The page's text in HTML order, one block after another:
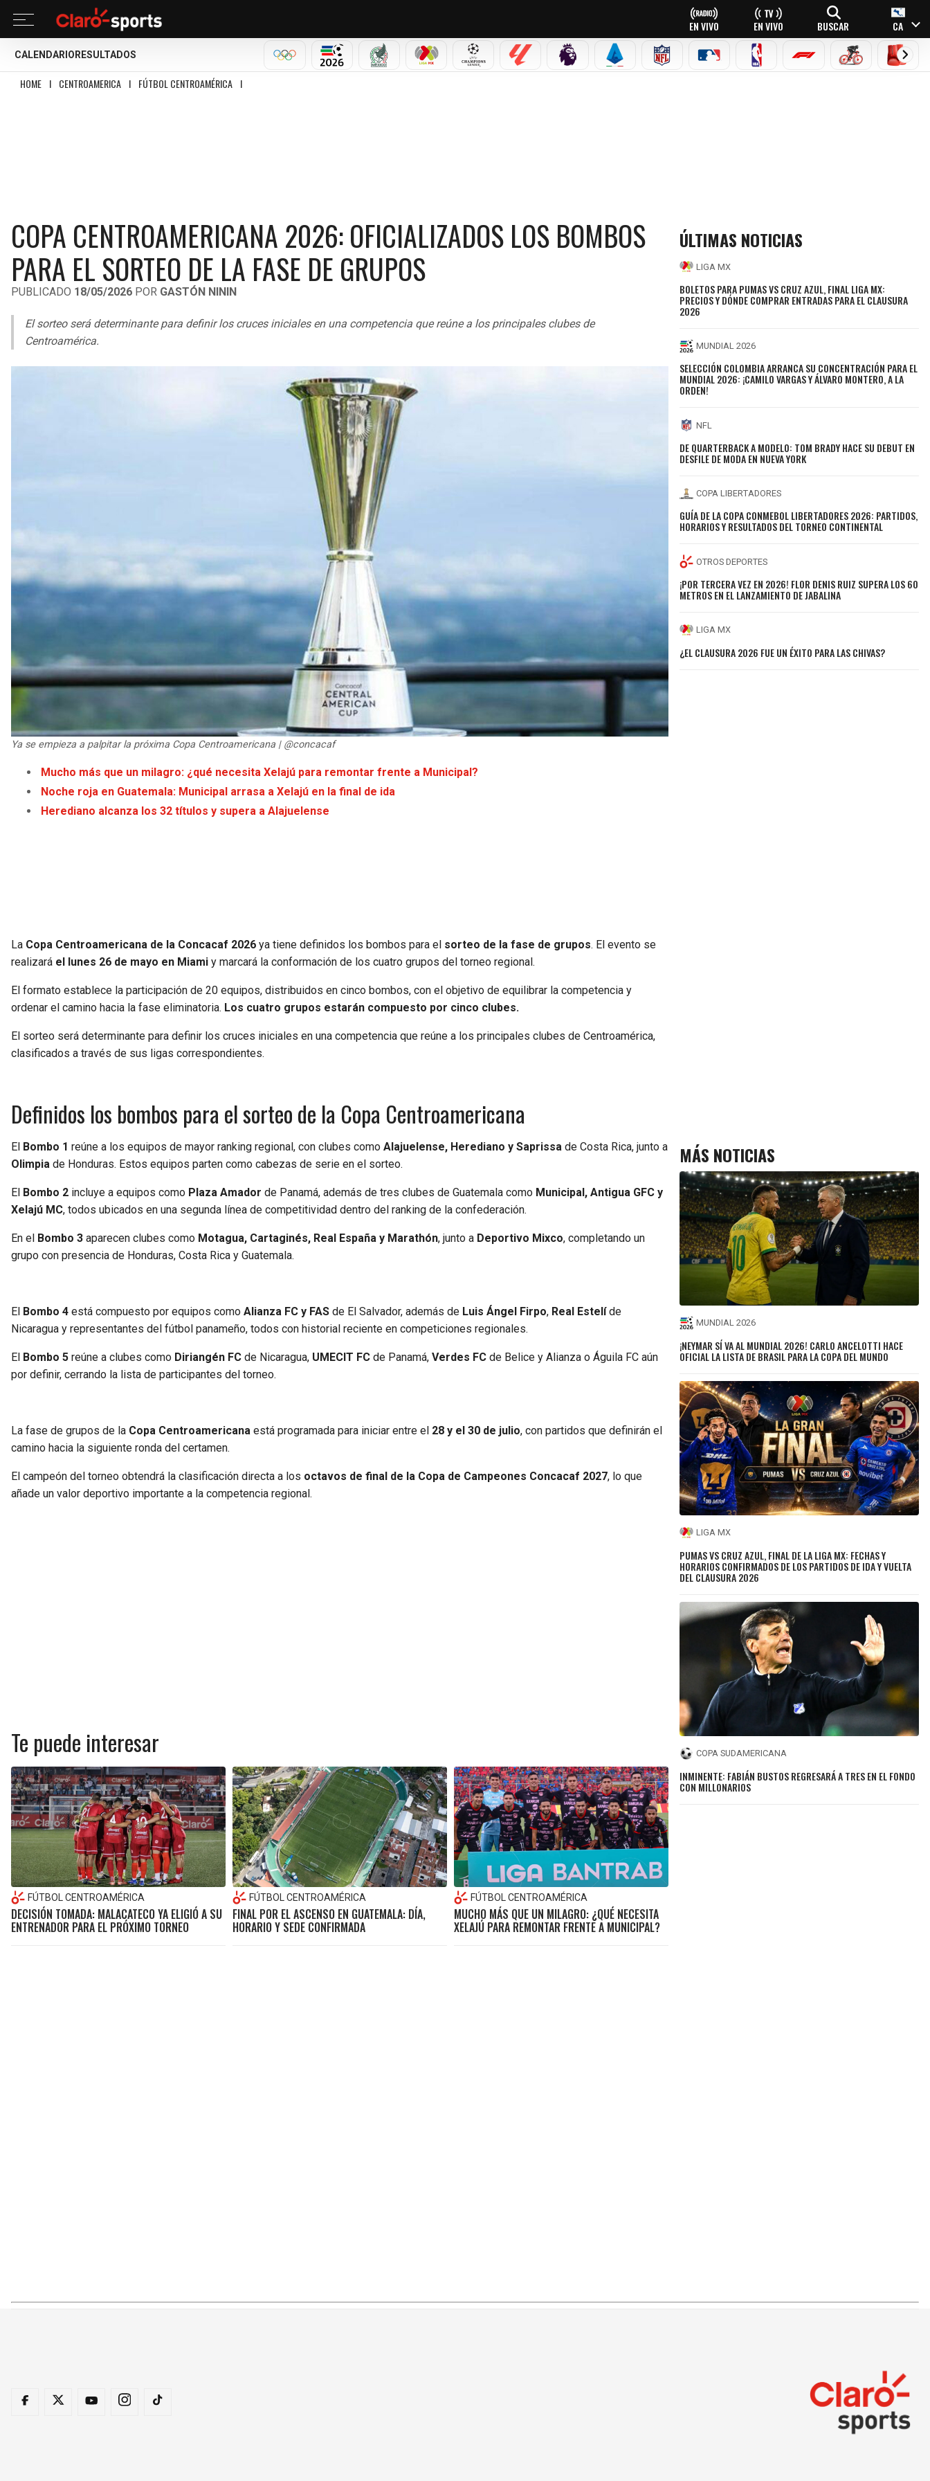
EN VIVO EN VIVO BUSCAR CA
CALENDARIO RESULTADOS
OLÍMPICOSMUNDIAL 2026SELECCIÓN MEXICANA
LIGA MX CHAMPIONS LEAGUE
LALIGA PREMIER LEAGUE
SERIE A NFL MLB NBA FÓRMULA 1CICLISMOBOXEO
HOME I CENTROAMERICA I FÚTBOL CENTROAMÉRICA I
COPA CENTROAMERICANA 2026: OFICIALIZADOS LOS BOMBOS
PARA EL SORTEO DE LA FASE DE GRUPOS
PUBLICADO 18/05/2026 POR GASTÓN NININ
El sorteo será determinante para definir los cruces iniciales en una competencia que reúne a los principales clubes de
Centroamérica.
Ya se empieza a palpitar la próxima Copa Centroamericana | @concacaf
Mucho más que un milagro: ¿qué necesita Xelajú para remontar frente a Municipal?
Noche roja en Guatemala: Municipal arrasa a Xelajú en la final de ida
Herediano alcanza los 32 títulos y supera a Alajuelense
La Copa Centroamericana de la Concacaf 2026 ya tiene definidos los bombos para el sorteo de la fase de grupos. El evento se
realizará el lunes 26 de mayo en Miami y marcará la conformación de los cuatro grupos del torneo regional.
El formato establece la participación de 20 equipos, distribuidos en cinco bombos, con el objetivo de equilibrar la competencia y
ordenar el camino hacia la fase eliminatoria. Los cuatro grupos estarán compuesto por cinco clubes.
El sorteo será determinante para definir los cruces iniciales en una competencia que reúne a los principales clubes de Centroamérica,
clasificados a través de sus ligas correspondientes.
Definidos los bombos para el sorteo de la Copa Centroamericana
El Bombo 1 reúne a los equipos de mayor ranking regional, con clubes como Alajuelense, Herediano y Saprissa de Costa Rica, junto a
Olimpia de Honduras. Estos equipos parten como cabezas de serie en el sorteo.
El Bombo 2 incluye a equipos como Plaza Amador de Panamá, además de tres clubes de Guatemala como Municipal, Antigua GFC y
Xelajú MC, todos ubicados en una segunda línea de competitividad dentro del ranking de la confederación.
En el Bombo 3 aparecen clubes como Motagua, Cartaginés, Real España y Marathón, junto a Deportivo Mixco, completando un
grupo con presencia de Honduras, Costa Rica y Guatemala.
El Bombo 4 está compuesto por equipos como Alianza FC y FAS de El Salvador, además de Luis Ángel Firpo, Real Estelíde
Nicaragua y representantes del fútbol panameño, todos con historial reciente en competiciones regionales.
El Bombo 5 reúne a clubes como Diriangén FC de Nicaragua, UMECIT FC de Panamá, Verdes FC de Belice y Alianza o Águila FC aún
por definir, cerrando la lista de participantes del torneo.
La fase de grupos de la Copa Centroamericana está programada para iniciar entre el 28 y el 30 de julio, con partidos que definirán el
camino hacia la siguiente ronda del certamen.
El campeón del torneo obtendrá la clasificación directa a los octavos de final de la Copa de Campeones Concacaf 2027, lo que
añade un valor deportivo importante a la competencia regional.
Te puede interesar
FÚTBOL CENTROAMÉRICA
DECISIÓN TOMADA: MALACATECO YA ELIGIÓ A SU
ENTRENADOR PARA EL PRÓXIMO TORNEO
FÚTBOL CENTROAMÉRICA
FINAL POR EL ASCENSO EN GUATEMALA: DÍA,
HORARIO Y SEDE CONFIRMADA
FÚTBOL CENTROAMÉRICA
MUCHO MÁS QUE UN MILAGRO: ¿QUÉ NECESITA
XELAJÚ PARA REMONTAR FRENTE A MUNICIPAL?
ÚLTIMAS NOTICIAS
LIGA MX
BOLETOS PARA PUMAS VS CRUZ AZUL, FINAL LIGA MX:
PRECIOS Y DÓNDE COMPRAR ENTRADAS PARA EL CLAUSURA
2026
MUNDIAL 2026
SELECCIÓN COLOMBIA ARRANCA SU CONCENTRACIÓN PARA EL
MUNDIAL 2026: ¡CAMILO VARGAS Y ÁLVARO MONTERO, A LA
ORDEN!
NFL
DE QUARTERBACK A MODELO: TOM BRADY HACE SU DEBUT EN
DESFILE DE MODA EN NUEVA YORK
COPA LIBERTADORES
GUÍA DE LA COPA CONMEBOL LIBERTADORES 2026: PARTIDOS,
HORARIOS Y RESULTADOS DEL TORNEO CONTINENTAL
OTROS DEPORTES
¡POR TERCERA VEZ EN 2026! FLOR DENIS RUIZ SUPERA LOS 60
METROS EN EL LANZAMIENTO DE JABALINA
LIGA MX
¿EL CLAUSURA 2026 FUE UN ÉXITO PARA LAS CHIVAS?
MÁS NOTICIAS
MUNDIAL 2026
¡NEYMAR SÍ VA AL MUNDIAL 2026! CARLO ANCELOTTI HACE
OFICIAL LA LISTA DE BRASIL PARA LA COPA DEL MUNDO
LIGA MX
PUMAS VS CRUZ AZUL, FINAL DE LA LIGA MX: FECHAS Y
HORARIOS CONFIRMADOS DE LOS PARTIDOS DE IDA Y VUELTA
DEL CLAUSURA 2026
COPA SUDAMERICANA
INMINENTE: FABIÁN BUSTOS REGRESARÁ A TRES EN EL FONDO
CON MILLONARIOS